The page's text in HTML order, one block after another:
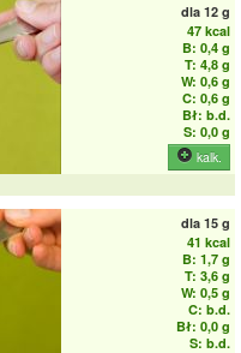
dla 12 g
47 kcal
B: 0,4 g
T: 4,8 g
W: 0,6 g
C: 0,6 g
Bł: b.d.
S: 0,0 g
kalk.
dla 15 g
41 kcal
B: 1,7 g
T: 3,6 g
W: 0,5 g
C: b.d.
Bł: 0,0 g
S: b.d.